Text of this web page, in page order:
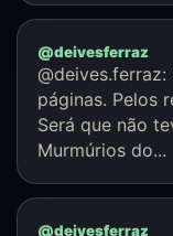
@deivesferraz
páginas. Pelos
Será que não
Murmúrios do...
@deivesferraz